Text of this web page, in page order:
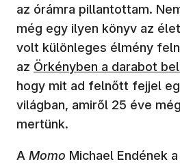
az órámra pillantottam.
még egy ilyen könyv az
volt különleges élmény
az Örkényben a darabot
hogy mit ad felnőtt fejjel
világban, amiről 25 éve
mertünk.
A Momo Michael Endének a